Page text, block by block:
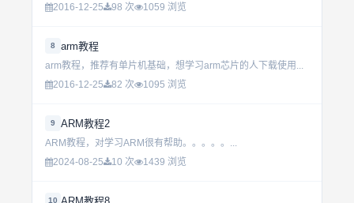
2016-12-25
98 次 1059 浏览
8 arm教程
arm教程，推荐有单片机基础，想学习arm芯片的人下载使用...
2016-12-25
82 次 1095 浏览
9 ARM教程2
ARM教程，对学习ARM很有帮助。。。。。...
2024-08-25
10 次 1439 浏览
10 ARM教程8